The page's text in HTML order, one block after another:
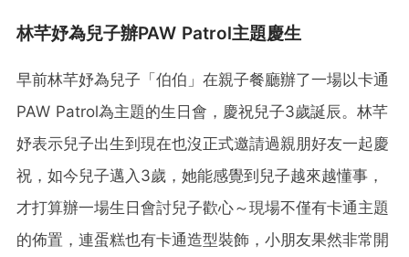
林芊妤為兒子辦PAW Patrol主題慶生
早前林芊妤為兒子「伯伯」在親子餐廳辦了一場以卡通
PAW Patrol為主題的生日會，慶祝兒子3歲誕辰。林芊
妤表示兒子出生到現在也沒正式邀請過親朋好友一起慶
祝，如今兒子邁入3歲，她能感覺到兒子越來越懂事，
才打算辦一場生日會討兒子歡心～現場不僅有卡通主題
的佈置，連蛋糕也有卡通造型裝飾，小朋友果然非常開